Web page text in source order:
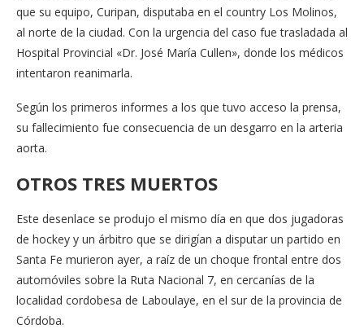
que su equipo, Curipan, disputaba en el country Los Molinos,
al norte de la ciudad. Con la urgencia del caso fue trasladada al
Hospital Provincial «Dr. José María Cullen», donde los médicos
intentaron reanimarla.
Según los primeros informes a los que tuvo acceso la prensa,
su fallecimiento fue consecuencia de un desgarro en la arteria
aorta.
OTROS TRES MUERTOS
Este desenlace se produjo el mismo día en que dos jugadoras
de hockey y un árbitro que se dirigían a disputar un partido en
Santa Fe murieron ayer, a raíz de un choque frontal entre dos
automóviles sobre la Ruta Nacional 7, en cercanías de la
localidad cordobesa de Laboulaye, en el sur de la provincia de
Córdoba.